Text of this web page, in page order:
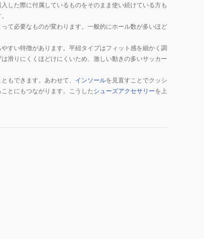
した際に付属しているものをそのまま使い続けている方も
て必要なものが変わります。一般的にホール数が多いほど
すい特徴があります。平紐タイプはフィット感を細かく調
滑りにくくほどけにくいため、激しい動きの多いサッカー
もできます。あわせて、 インソールを見直すことでクッシ
とにもつながります。こうしたシューズアクセサリーを上